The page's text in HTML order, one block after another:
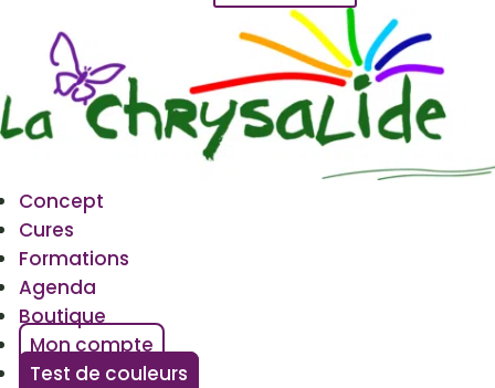
Concept
Cures
Formations
Agenda
Boutique
Mon compte
Test de couleurs